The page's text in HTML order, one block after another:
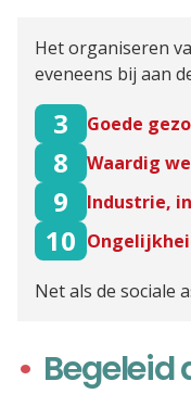
Het organiseren
eveneens bij aan
3 Goede
8 Waardig
9 Industrie,
10
Net als de sociale
Begeleid